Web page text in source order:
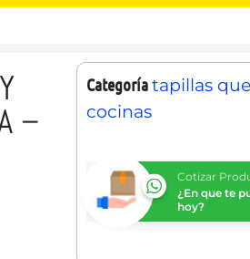
–
Categoríatapillas
cocinas
Cotizar
¿En que te
hoy?